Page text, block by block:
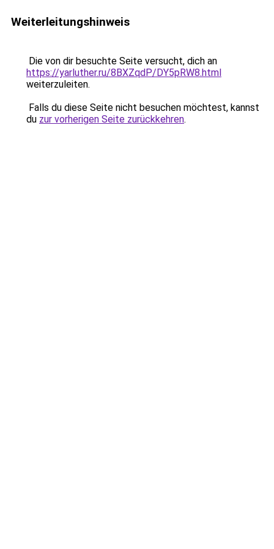
Weiterleitungshinweis
Die von dir besuchte Seite versucht, dich an
https://yarluther.ru/8BXZqdP/DY5pRW8.html
weiterzuleiten.
Falls du diese Seite nicht besuchen möchtest, kannst
du zur vorherigen Seite zurückkehren.